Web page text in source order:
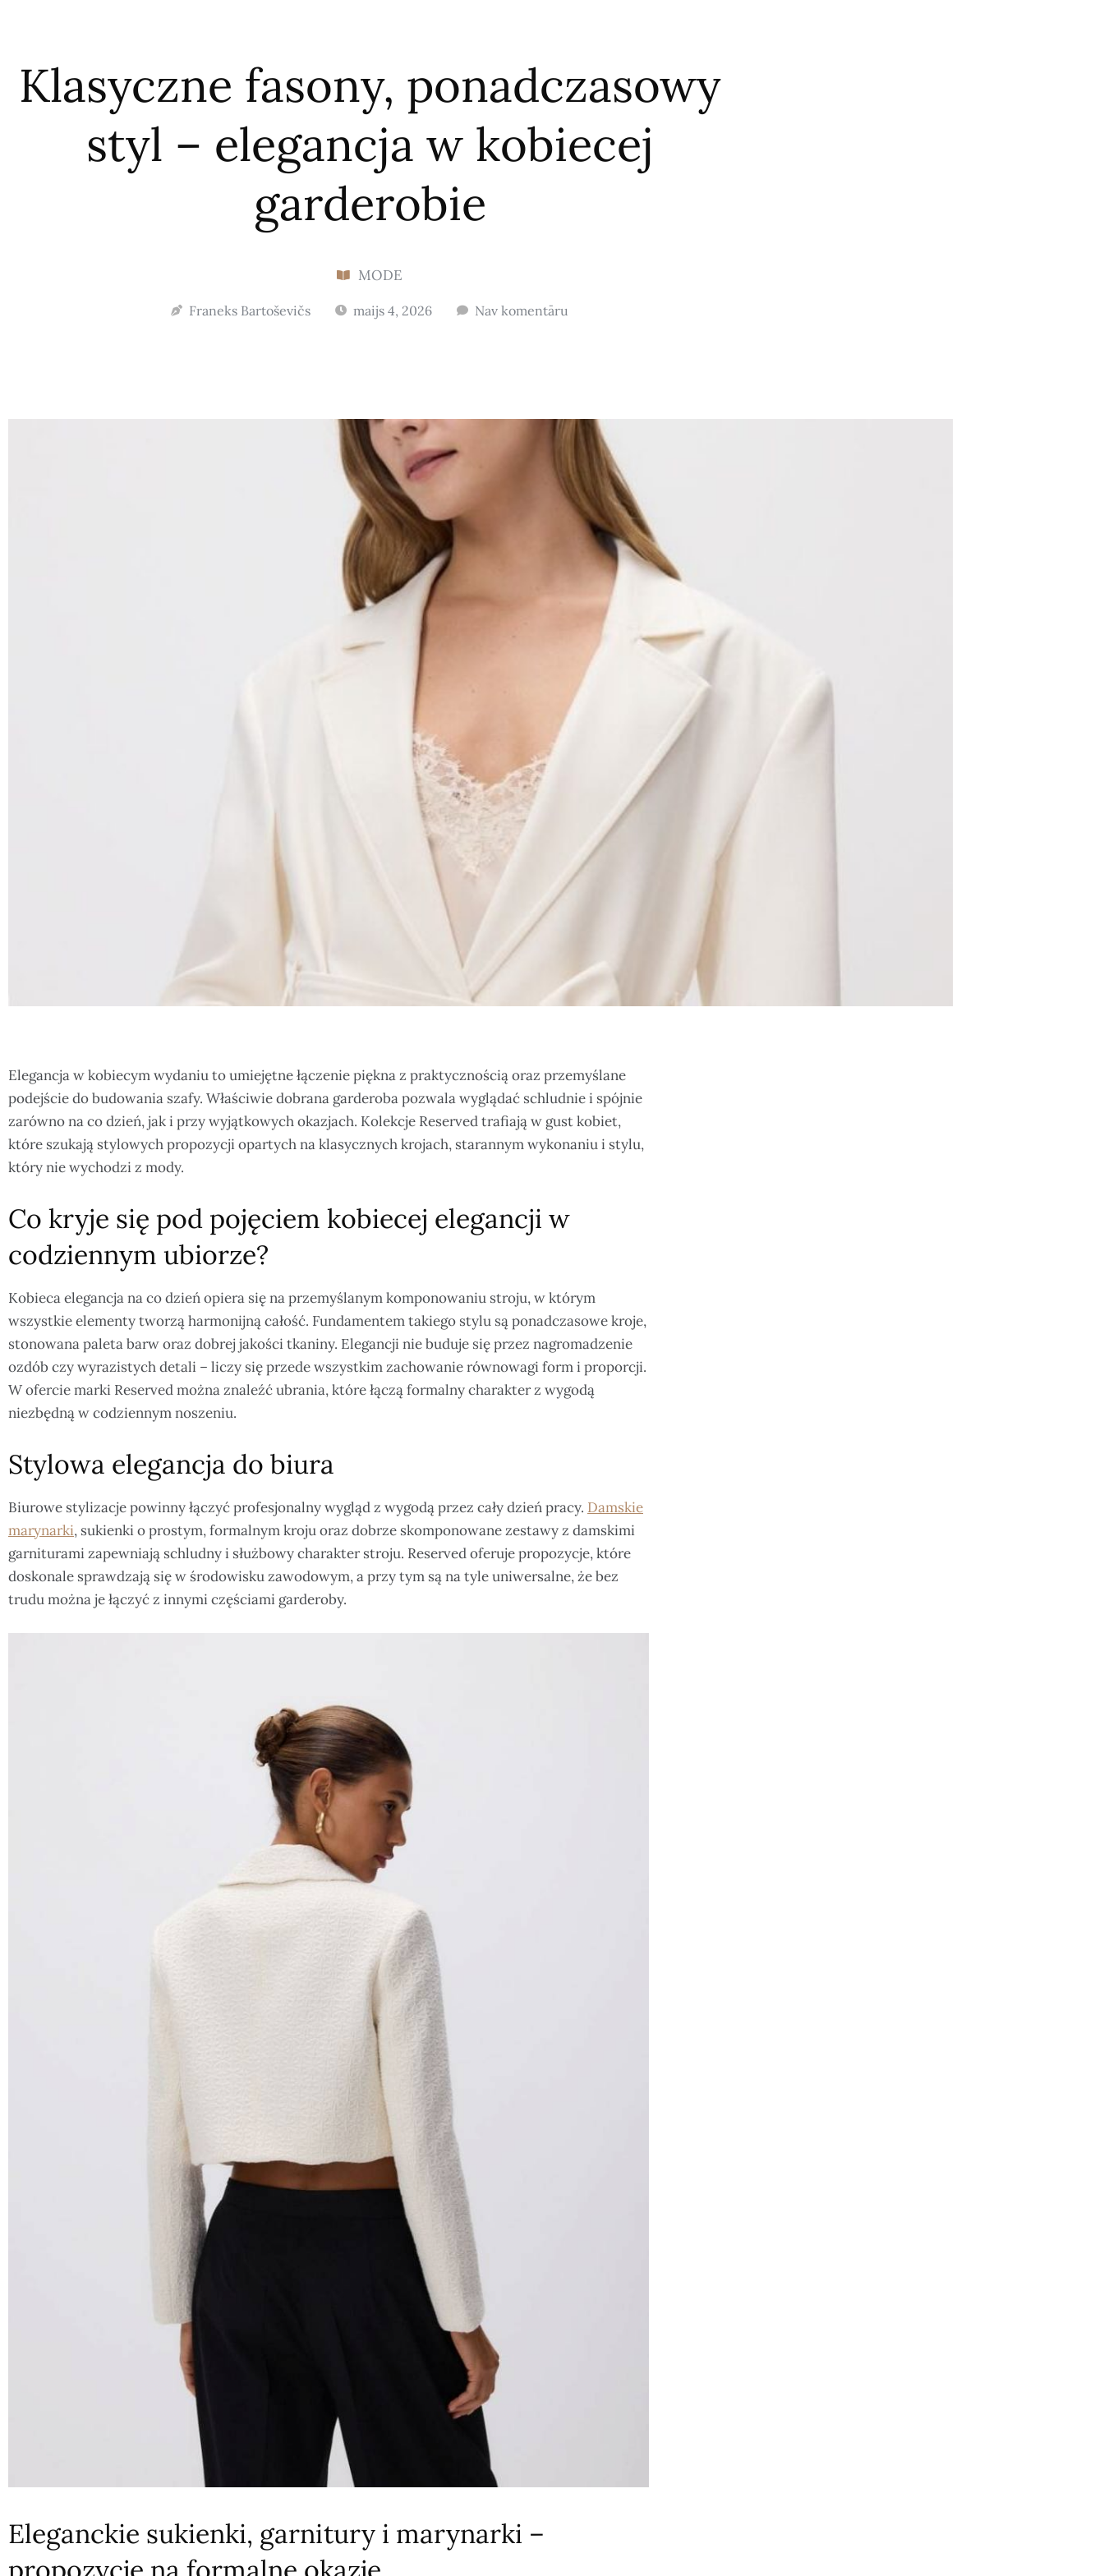
Klasyczne fasony, ponadczasowy
styl – elegancja w kobiecej
garderobie
MODE
Franeks Bartoševičs maijs 4, 2026 Nav komentāru
Elegancja w kobiecym wydaniu to umiejętne łączenie piękna z praktycznością oraz przemyślane
podejście do budowania szafy. Właściwie dobrana garderoba pozwala wyglądać schludnie i spójnie
zarówno na co dzień, jak i przy wyjątkowych okazjach. Kolekcje Reserved trafiają w gust kobiet,
które szukają stylowych propozycji opartych na klasycznych krojach, starannym wykonaniu i stylu,
który nie wychodzi z mody.
Co kryje się pod pojęciem kobiecej elegancji w
codziennym ubiorze?
Kobieca elegancja na co dzień opiera się na przemyślanym komponowaniu stroju, w którym
wszystkie elementy tworzą harmonijną całość. Fundamentem takiego stylu są ponadczasowe kroje,
stonowana paleta barw oraz dobrej jakości tkaniny. Elegancji nie buduje się przez nagromadzenie
ozdób czy wyrazistych detali – liczy się przede wszystkim zachowanie równowagi form i proporcji.
W ofercie marki Reserved można znaleźć ubrania, które łączą formalny charakter z wygodą
niezbędną w codziennym noszeniu.
Stylowa elegancja do biura
Biurowe stylizacje powinny łączyć profesjonalny wygląd z wygodą przez cały dzień pracy. Damskie
marynarki, sukienki o prostym, formalnym kroju oraz dobrze skomponowane zestawy z damskimi
garniturami zapewniają schludny i służbowy charakter stroju. Reserved oferuje propozycje, które
doskonale sprawdzają się w środowisku zawodowym, a przy tym są na tyle uniwersalne, że bez
trudu można je łączyć z innymi częściami garderoby.
Eleganckie sukienki, garnitury i marynarki –